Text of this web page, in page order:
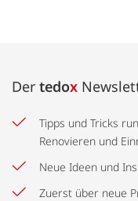
Der tedox
Tipps und Tricks
Renovieren und
Neue Ideen und
Zuerst über neue